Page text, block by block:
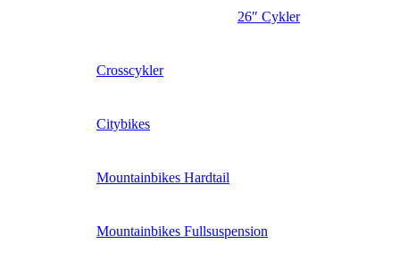
26″ Cykler
Crosscykler
Citybikes
Mountainbikes Hardtail
Mountainbikes Fullsuspension